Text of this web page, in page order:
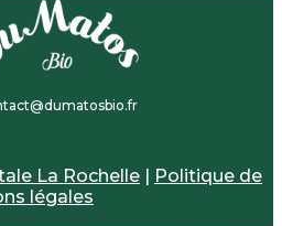
La Rochelle | Politique de
légales